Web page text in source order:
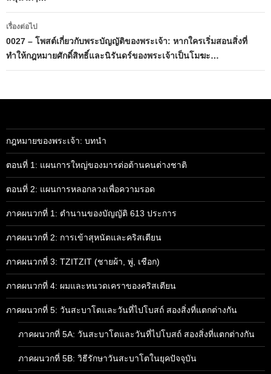
เรื่องต่อไป
0027 – โพสต์เกี่ยวกับพระบัญญัติของพระเจ้า: หากใครเริ่มสอนสิ่งที่
ทำให้กฎหมายศักดิ์สิทธิ์และนิรันดร์ของพระเจ้าเป็นโมฆะ…
กฎหมายของพระเจ้า: บทนำ
ตอนที่ 1: แผนการใหญ่ของมารต่อต้านคนต่างชาติ
ตอนที่ 2: แผนการหลอกลวงเพื่อความรอด
ภาคผนวกที่ 1: ตำนานของบัญญัติ 613 ประการ
ภาคผนวกที่ 2: การเข้าสุหนัตและคริสเตียน
ภาคผนวกที่ 3: TZITZIT (ชายผ้า, พู่, เชือก)
ภาคผนวกที่ 4: ผมและหนวดเคราของคริสเตียน
ภาคผนวกที่ 5: วันสะบาโตและวันที่ไปโบสถ์ สองสิ่งที่แตกต่างกัน
ภาคผนวกที่ 5A: วันสะบาโตและวันที่ไปโบสถ์ สองสิ่งที่แตกต่างกัน
ภาคผนวกที่ 5B: วิธีรักษาวันสะบาโตในยุคปัจจุบัน